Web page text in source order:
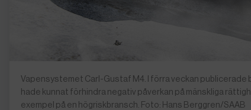
Vapensystemet Carl-Gustaf M4. I förra veckan
hade kunnat förhindra negativ påverkan på mänskliga
exempel på en högriskbransch. Foto: Hans Berggren/SAAB